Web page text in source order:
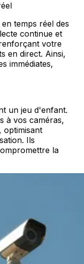
temps réel des
continue et
votre
en direct. Ainsi,
immédiates,
un jeu d'enfant.
à vos caméras,
optimisant
Ils
la